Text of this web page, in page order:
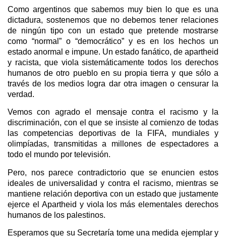
Como argentinos que sabemos muy bien lo que es una
dictadura, sostenemos que no debemos tener relaciones
de ningún tipo con un estado que pretende mostrarse
como “normal” o “democrático” y es en los hechos un
estado anormal e impune. Un estado fanático, de apartheid
y racista, que viola sistemáticamente todos los derechos
humanos de otro pueblo en su propia tierra y que sólo a
través de los medios logra dar otra imagen o censurar la
verdad.
Vemos con agrado el mensaje contra el racismo y la
discriminación, con el que se insiste al comienzo de todas
las competencias deportivas de la FIFA, mundiales y
olimpíadas, transmitidas a millones de espectadores a
todo el mundo por televisión.
Pero, nos parece contradictorio que se enuncien estos
ideales de universalidad y contra el racismo, mientras se
mantiene relación deportiva con un estado que justamente
ejerce el Apartheid y viola los más elementales derechos
humanos de los palestinos.
Esperamos que su Secretaría tome una medida ejemplar y